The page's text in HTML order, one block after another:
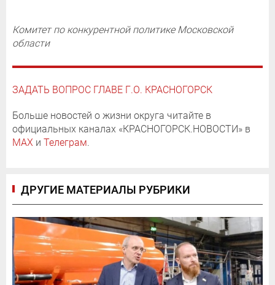
Комитет по конкурентной политике Московской
области
ЗАДАТЬ ВОПРОС ГЛАВЕ Г.О. КРАСНОГОРСК
Больше новостей о жизни округа читайте в
официальных каналах «КРАСНОГОРСК.НОВОСТИ» в
MAX и Телеграм.
ДРУГИЕ МАТЕРИАЛЫ РУБРИКИ